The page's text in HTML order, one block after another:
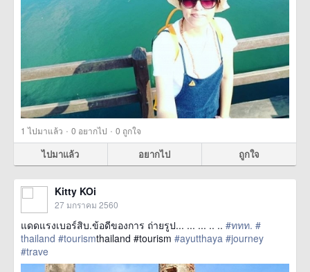
1 ไปมาแล้ว · 0 อยากไป · 0 ถูกใจ
ไปมาแล้ว อยากไป ถูกใจ
Kitty KOi
27 มกราคม 2560
แดดแรง​เบอร์​สิบ.ข้อดีของการ ถ่ายรูป​ ... ... ... .. .. #ททท. #​
thailand #tourismthailand #tourism #ayutthaya #journey
#trave
href=https://m.thetrippacker.com/th/image/location/202692>